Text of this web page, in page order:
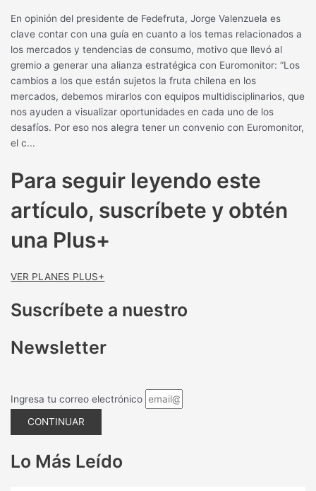
En opinión del presidente de Fedefruta, Jorge Valenzuela es
clave contar con una guía en cuanto a los temas relacionados a
los mercados y tendencias de consumo, motivo que llevó al
gremio a generar una alianza estratégica con Euromonitor: “Los
cambios a los que están sujetos la fruta chilena en los
mercados, debemos mirarlos con equipos multidisciplinarios, que
nos ayuden a visualizar oportunidades en cada uno de los
desafíos. Por eso nos alegra tener un convenio con Euromonitor,
el c...
Para seguir leyendo este
artículo, suscríbete y obtén
una Plus+
VER PLANES PLUS+
Suscríbete a nuestro
Newsletter
Ingresa tu correo electrónico
CONTINUAR
Lo Más Leído